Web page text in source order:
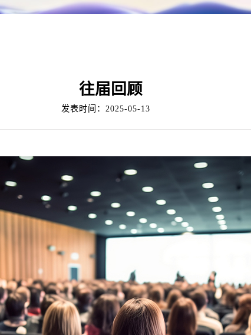
往届回顾
发表时间：2025-05-13